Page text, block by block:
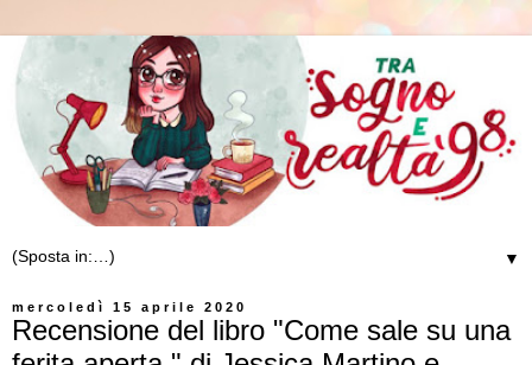
▼
mercoledì 15 aprile 2020
Recensione del libro "Come sale su una